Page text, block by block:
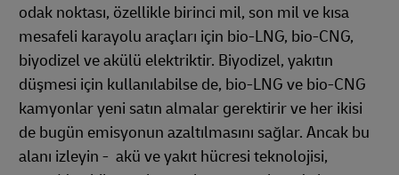
odak noktası, özellikle birinci mil, son mil ve kısa
mesafeli karayolu araçları için bio-LNG, bio-CNG,
biyodizel ve akülü elektriktir. Biyodizel, yakıtın
düşmesi için kullanılabilse de, bio-LNG ve bio-CNG
kamyonlar yeni satın almalar gerektirir ve her ikisi
de bugün emisyonun azaltılmasını sağlar. Ancak bu
alanı izleyin - akü ve yakıt hücresi teknolojisi,